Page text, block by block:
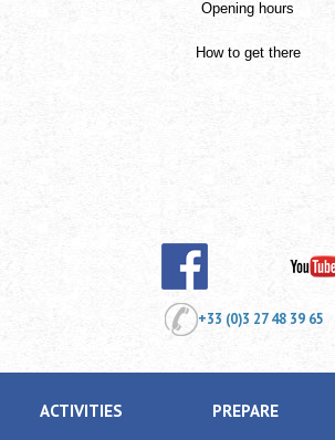
Opening hours
How to get there
+33 (0)3 27 48 39 65
ACTIVITIES PREPARE